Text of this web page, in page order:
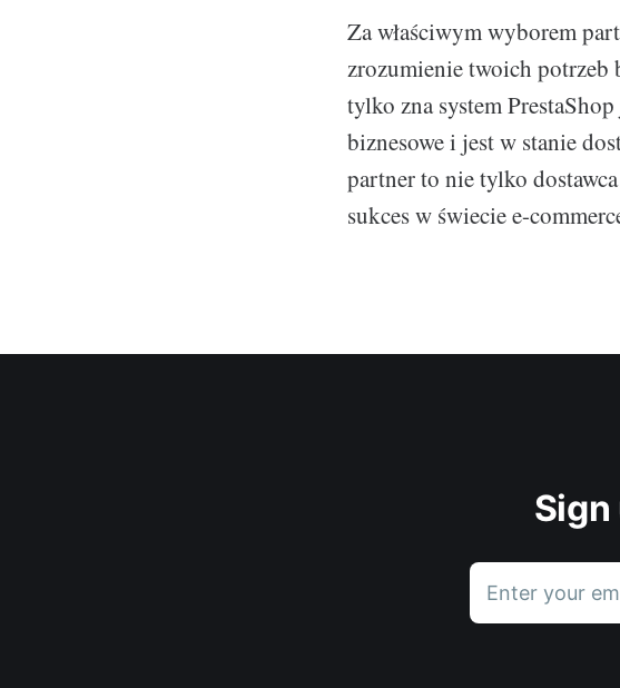
Za właściwym wyborem
zrozumienie twoich potrzeb
tylko zna system
biznesowe i jest w stanie
partner to nie tylko
sukces w świecie e-
Enter your